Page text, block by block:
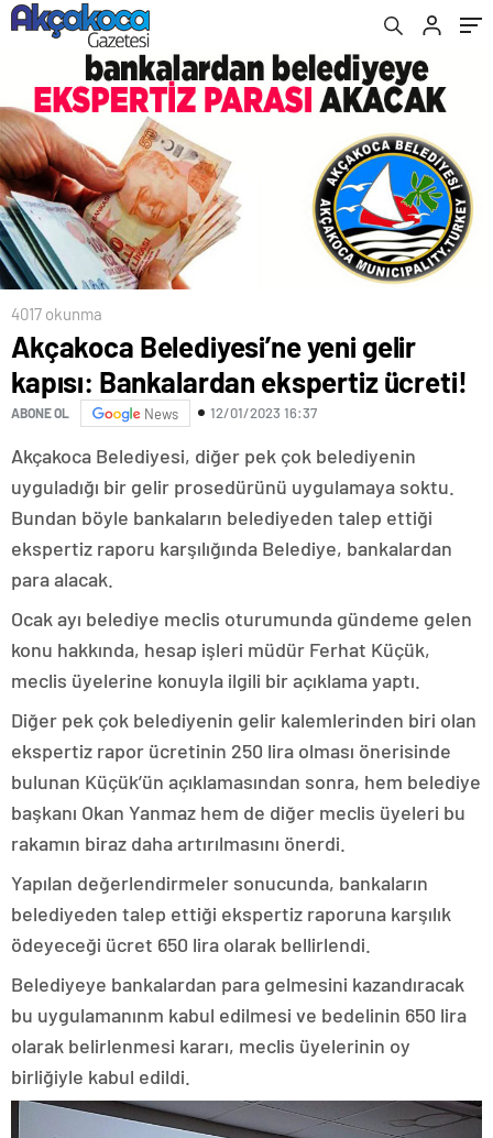
4017 okunma
Akçakoca Belediyesi’ne yeni gelir
kapısı: Bankalardan ekspertiz ücreti!
ABONE OL News 12/01/2023 16:37
Akçakoca Belediyesi, diğer pek çok belediyenin
uyguladığı bir gelir prosedürünü uygulamaya soktu.
Bundan böyle bankaların belediyeden talep ettiği
ekspertiz raporu karşılığında Belediye, bankalardan
para alacak.
Ocak ayı belediye meclis oturumunda gündeme gelen
konu hakkında, hesap işleri müdür Ferhat Küçük,
meclis üyelerine konuyla ilgili bir açıklama yaptı.
Diğer pek çok belediyenin gelir kalemlerinden biri olan
ekspertiz rapor ücretinin 250 lira olması önerisinde
bulunan Küçük’ün açıklamasından sonra, hem belediye
başkanı Okan Yanmaz hem de diğer meclis üyeleri bu
rakamın biraz daha artırılmasını önerdi.
Yapılan değerlendirmeler sonucunda, bankaların
belediyeden talep ettiği ekspertiz raporuna karşılık
ödeyeceği ücret 650 lira olarak bellirlendi.
Belediyeye bankalardan para gelmesini kazandıracak
bu uygulamanınm kabul edilmesi ve bedelinin 650 lira
olarak belirlenmesi kararı, meclis üyelerinin oy
birliğiyle kabul edildi.